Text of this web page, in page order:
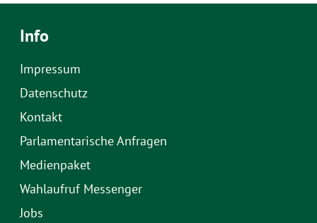
Info
Impressum
Datenschutz
Kontakt
Parlamentarische Anfragen
Medienpaket
Wahlaufruf Messenger
Jobs